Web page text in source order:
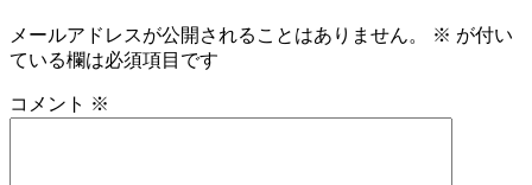
メールアドレスが公開されることはありません。 ※ が付い
ている欄は必須項目です
コメント ※